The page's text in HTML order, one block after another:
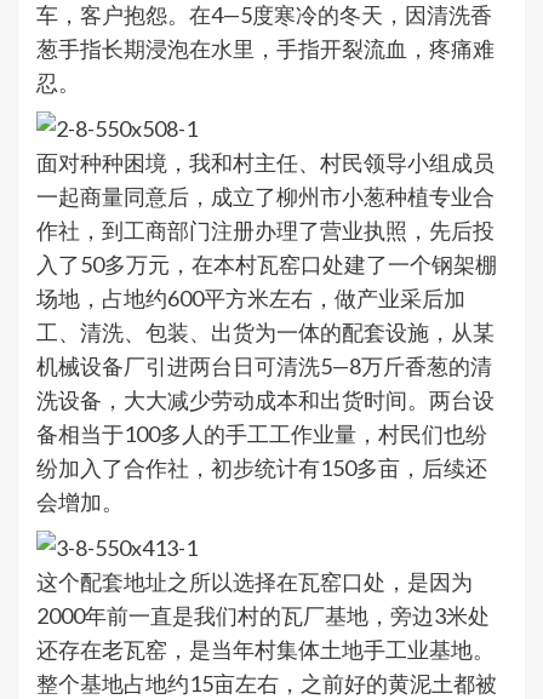
车，客户抱怨。在4—5度寒冷的冬天，因清洗香
葱手指长期浸泡在水里，手指开裂流血，疼痛难
忍。
面对种种困境，我和村主任、村民领导小组成员
一起商量同意后，成立了柳州市小葱种植专业合
作社，到工商部门注册办理了营业执照，先后投
入了50多万元，在本村瓦窑口处建了一个钢架棚
场地，占地约600平方米左右，做产业采后加
工、清洗、包装、出货为一体的配套设施，从某
机械设备厂引进两台日可清洗5—8万斤香葱的清
洗设备，大大减少劳动成本和出货时间。两台设
备相当于100多人的手工工作业量，村民们也纷
纷加入了合作社，初步统计有150多亩，后续还
会增加。
这个配套地址之所以选择在瓦窑口处，是因为
2000年前一直是我们村的瓦厂基地，旁边3米处
还存在老瓦窑，是当年村集体土地手工业基地。
整个基地占地约15亩左右，之前好的黄泥土都被